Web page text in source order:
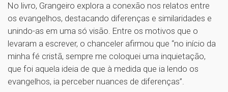
No livro, Grangeiro explora a conexão nos relatos entre
os evangelhos, destacando diferenças e similaridades e
unindo-as em uma só visão. Entre os motivos que o
levaram a escrever, o chanceler afirmou que “no início da
minha fé cristã, sempre me coloquei uma inquietação,
que foi aquela ideia de que à medida que ia lendo os
evangelhos, ia perceber nuances de diferenças”.